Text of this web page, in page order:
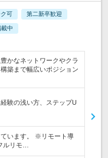
可 第二新卒歓迎
中
かなネットワークやクラ
築まで幅広いポジション
験の浅い方、ステップU
います。 ※リモート導
ルリモ…